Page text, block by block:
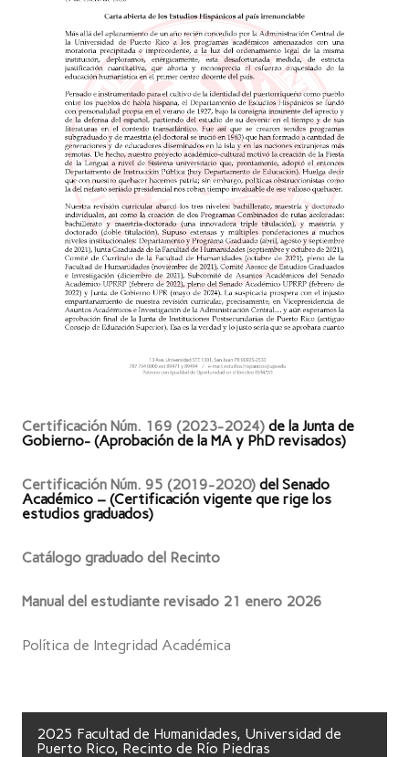
Certificación Núm. 169 (2023-2024) de la Junta de
Gobierno- (Aprobación de la MA y PhD revisados)
Certificación Núm. 95 (2019-2020) del Senado
Académico – (Certificación vigente que rige los
estudios graduados)
Catálogo graduado del Recinto
Manual del estudiante revisado 21 enero 2026
Política de Integridad Académica
2025 Facultad de Humanidades, Universidad de
Puerto Rico, Recinto de Río Piedras